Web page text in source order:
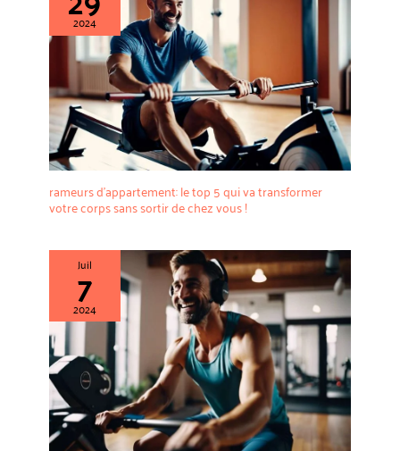
2024
rameurs d’appartement: le top 5 qui va transformer
votre corps sans sortir de chez vous !
Juil
7
2024